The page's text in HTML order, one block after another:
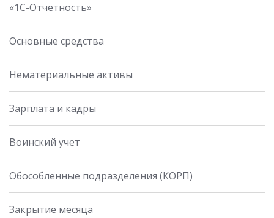
«1С-Отчетность»
Основные средства
Нематериальные активы
Зарплата и кадры
Воинский учет
Обособленные подразделения (КОРП)
Закрытие месяца